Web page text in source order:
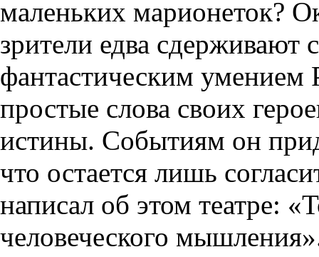
маленьких марионеток?
зрители едва сдерживают
фантастическим умением
простые слова своих
истины. Событиям он
что остается лишь
написал об этом театре:
человеческого